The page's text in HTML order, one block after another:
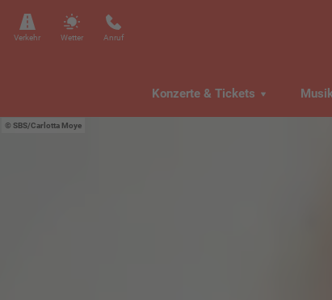
Verkehr Wetter Anruf
Konzerte & Tickets
SBS/Carlotta Moye